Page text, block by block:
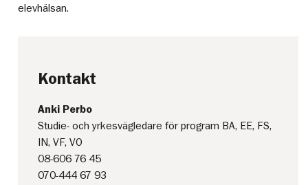
elevhälsan.
Kontakt
Anki Perbo
Studie- och yrkesvägledare för program BA, EE, FS,
IN, VF, VO
08-606 76 45
070-444 67 93